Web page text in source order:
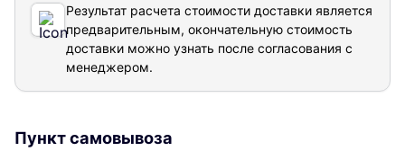
Результат расчета стоимости доставки является
предварительным, окончательную стоимость
доставки можно узнать после согласования с
менеджером.
Пункт самовывоза